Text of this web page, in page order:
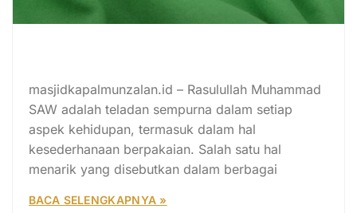
masjidkapalmunzalan.id – Rasulullah Muhammad
SAW adalah teladan sempurna dalam setiap
aspek kehidupan, termasuk dalam hal
kesederhanaan berpakaian. Salah satu hal
menarik yang disebutkan dalam berbagai
BACA SELENGKAPNYA »